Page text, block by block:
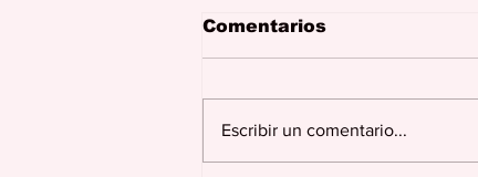
Comentarios
Escribir un comentario...